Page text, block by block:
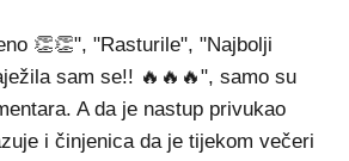
👏👏", "Rasturile", "Najbolji
sam se!! 🔥🔥🔥", samo su
A da je nastup privukao
i činjenica da je tijekom večeri